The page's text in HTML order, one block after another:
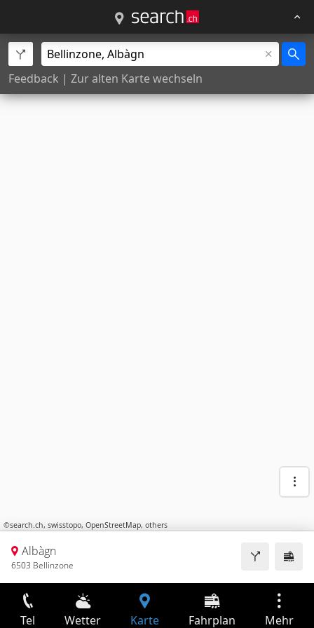
Feedback | Zur alten Karte wechseln
©search.ch, swisstopo, OpenStreetMap, others
Albàgn
6503 Bellinzone
Tel Wetter Karte Fahrplan Mehr